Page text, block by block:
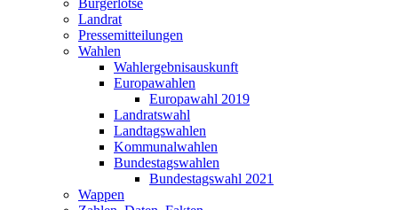
Bürgerlotse
Landrat
Pressemitteilungen
Wahlen
Wahlergebnisauskunft
Europawahlen
Europawahl 2019
Landratswahl
Landtagswahlen
Kommunalwahlen
Bundestagswahlen
Bundestagswahl 2021
Wappen